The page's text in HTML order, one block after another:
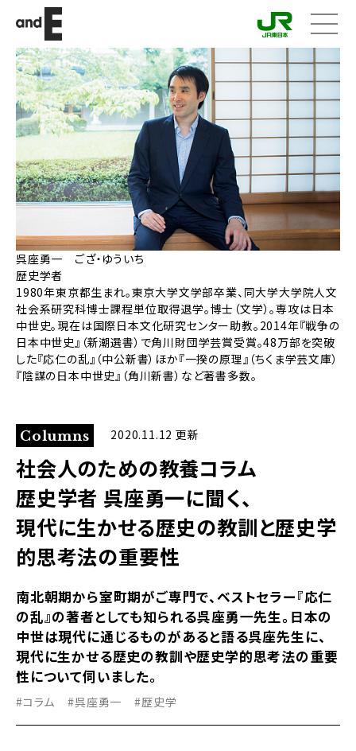
メニ
ュー
呉座勇一 ござ・ゆういち
歴史学者
1980年東京都生まれ。東京大学文学部卒業、同大学大学院人文
社会系研究科博士課程単位取得退学。博士（文学）。専攻は日本
中世史。現在は国際日本文化研究センター助教。2014年『戦争の
日本中世史』（新潮選書）で角川財団学芸賞受賞。48万部を突破
した『応仁の乱』（中公新書）ほか『一揆の原理』（ちくま学芸文庫）
『陰謀の日本中世史』（角川新書）など著書多数。
Columns 2020.11.12 更新
社会人のための教養コラム
歴史学者 呉座勇一に聞く、
現代に生かせる歴史の教訓と歴史学
的思考法の重要性
南北朝期から室町期がご専門で、ベストセラー『応仁
の乱』の著者としても知られる呉座勇一先生。日本の
中世は現代に通じるものがあると語る呉座先生に、
現代に生かせる歴史の教訓や歴史学的思考法の重要
性について伺いました。
#コラム #呉座勇一 #歴史学